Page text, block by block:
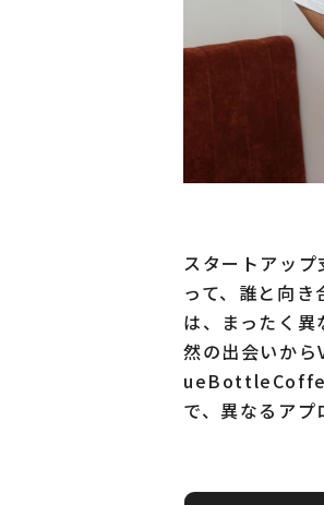
スタートアッ
って、誰と向
は、まったく
然の出会いか
ueBottleCoffee
で、異なるアプ